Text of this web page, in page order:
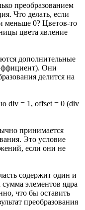
преобразованием
Что делать, если
меньше 0? Цветов-то
цвета явление
дополнительные
Они
делится на
div = 1, offset = 0 (div
принимается
Это условие
если они не
содержит один и
сумма элементов ядра
что бы оставить
преобразования